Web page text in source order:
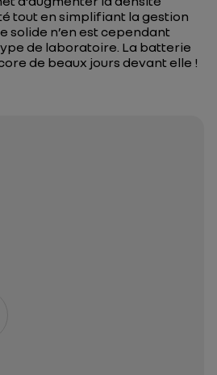
tout en simplifiant la gestion
solide n’en est cependant
de laboratoire. La batterie
de beaux jours devant elle !